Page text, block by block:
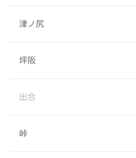
津ノ尻
坪阪
出合
峠